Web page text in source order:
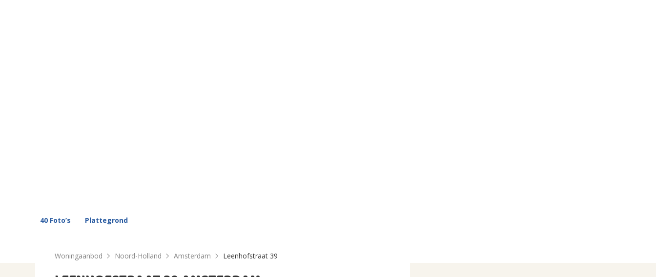
40 Foto’s Plattegrond
Woningaanbod Noord-Holland Amsterdam Leenhofstraat 39